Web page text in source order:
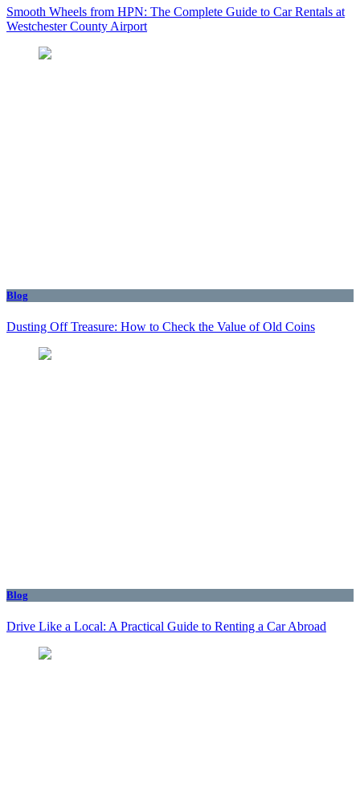
Smooth Wheels from HPN: The Complete Guide to Car Rentals at
Westchester County Airport
Blog
Dusting Off Treasure: How to Check the Value of Old Coins
Blog
Drive Like a Local: A Practical Guide to Renting a Car Abroad